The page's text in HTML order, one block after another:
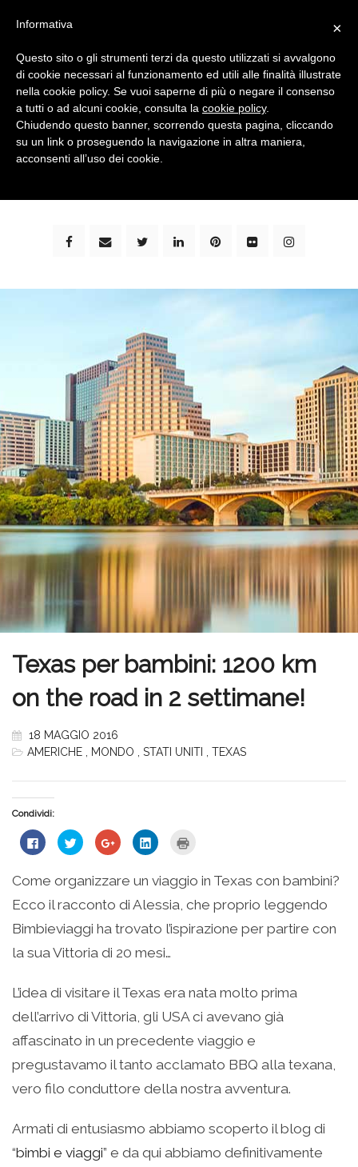
bimbi e viaggi - family travel blog: community #1 in
Texas per bambini: 1200 km
on the road in 2 settimane!
18 MAGGIO 2016
AMERICHE
MONDO STATI UNITI TEXAS
Condividi:
Fai
clic
su
Facebook
(Si
apre
una
nuova
finestra)
Fai
clic
condividere
su
Twitter
(Si
in
una
nuova
finestra)
Fai
clic
condividere
su
Google+
(Si
in
una
finestra)
Fai
clic
condividere
su
LinkedIn
(Si
in
una
nuova
finestra)
stampare
(Si
apre
in
nuova
finestra)
Come organizzare un viaggio in Texas con bambini?
Ecco il racconto di Alessia, che proprio leggendo
Bimbieviaggi ha trovato l’ispirazione per partire con
la sua Vittoria di 20 mesi…
L’idea di visitare il Texas era nata molto prima
dell’arrivo di Vittoria, gli USA ci avevano già
affascinato in un precedente viaggio e
pregustavamo il tanto acclamato BBQ alla texana,
vero filo conduttore della nostra avventura.
Armati di entusiasmo abbiamo scoperto il blog di
“bimbi e viaggi” e da qui abbiamo definitivamente
×
Informativa
Questo sito o gli strumenti terzi da questo utilizzati si avvalgono
di cookie necessari al funzionamento ed utili alle finalità illustrate
nella cookie policy. Se vuoi saperne di più o negare il consenso
a tutti o ad alcuni cookie, consulta la cookie policy.
Chiudendo questo banner, scorrendo questa pagina, cliccando
su un link o proseguendo la navigazione in altra maniera,
acconsenti all’uso dei cookie.